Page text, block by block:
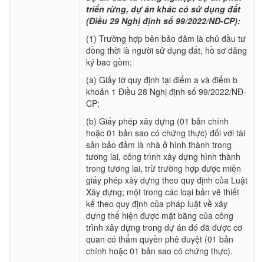
triển rừng, dự án khác có sử dụng đất
(Điều 29 Nghị định số 99/2022/NĐ-CP):
(1) Trường hợp bên bảo đảm là chủ đầu tư
đồng thời là người sử dụng đất, hồ sơ đăng
ký bao gồm:
(a) Giấy tờ quy định tại điểm a và điểm b
khoản 1 Điều 28 Nghị định số 99/2022/NĐ-
CP;
(b) Giấy phép xây dựng (01 bản chính
hoặc 01 bản sao có chứng thực) đối với tài
sản bảo đảm là nhà ở hình thành trong
tương lai, công trình xây dựng hình thành
trong tương lai, trừ trường hợp được miễn
giấy phép xây dựng theo quy định của Luật
Xây dựng; một trong các loại bản vẽ thiết
kế theo quy định của pháp luật về xây
dựng thể hiện được mặt bằng của công
trình xây dựng trong dự án đó đã được cơ
quan có thẩm quyền phê duyệt (01 bản
chính hoặc 01 bản sao có chứng thực).